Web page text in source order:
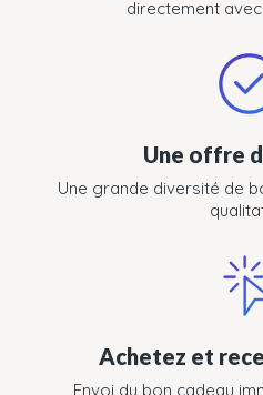
directement
Une offre
Une grande diversité de
Achetez et
Envoi du bon cadeau